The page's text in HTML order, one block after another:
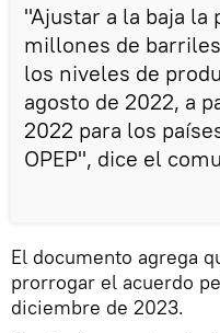
"Ajustar a la baja
millones de
los niveles de
agosto de 2022, a
2022 para los
OPEP", dice el
El documento agrega
prorrogar el acuerdo
diciembre de 2023.